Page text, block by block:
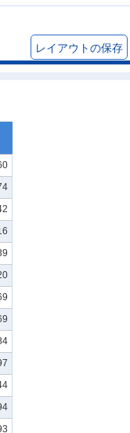
レイアウトの保存